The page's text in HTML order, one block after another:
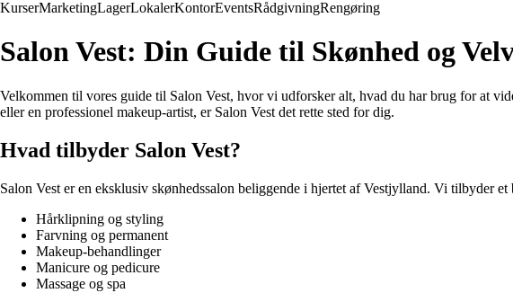
KurserMarketingLagerLokalerKontorEventsRådgivningRengøring
Salon Vest: Din Guide til Skønhed og
Velkommen til vores guide til Salon Vest, hvor vi udforsker alt, hvad du har brug for at
eller en professionel makeup-artist, er Salon Vest det rette sted for dig.
Hvad tilbyder Salon Vest?
Salon Vest er en eksklusiv skønhedssalon beliggende i hjertet af Vestjylland. Vi tilbyder
Hårklipning og styling
Farvning og permanent
Makeup-behandlinger
Manicure og pedicure
Massage og spa